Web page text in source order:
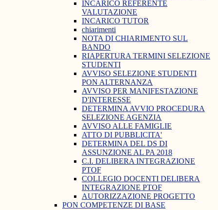
INCARICO REFERENTE
VALUTAZIONE
INCARICO TUTOR
chiarimenti
NOTA DI CHIARIMENTO SUL
BANDO
RIAPERTURA TERMINI SELEZIONE
STUDENTI
AVVISO SELEZIONE STUDENTI
PON ALTERNANZA
AVVISO PER MANIFESTAZIONE
D'INTERESSE
DETERMINA AVVIO PROCEDURA
SELEZIONE AGENZIA
AVVISO ALLE FAMIGLIE
ATTO DI PUBBLICITA'
DETERMINA DEL DS DI
ASSUNZIONE AL PA 2018
C.I. DELIBERA INTEGRAZIONE
PTOF
COLLEGIO DOCENTI DELIBERA
INTEGRAZIONE PTOF
AUTORIZZAZIONE PROGETTO
PON COMPETENZE DI BASE